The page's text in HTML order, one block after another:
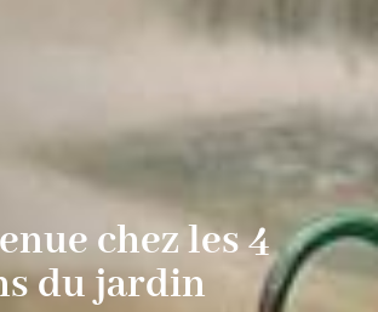
chez les 4
du jardin